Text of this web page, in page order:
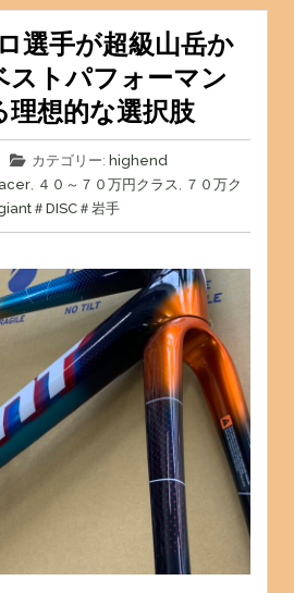
選手が超級山岳か
ストパフォーマン
理想的な選択肢
カテゴリー: highend
, ４０～７０万円クラス, ７０万ク
＃DISC＃岩手